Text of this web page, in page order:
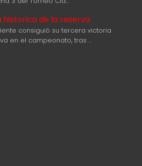
historica de la reserva
consiguió su tercera victoria
en el campeonato, tras …